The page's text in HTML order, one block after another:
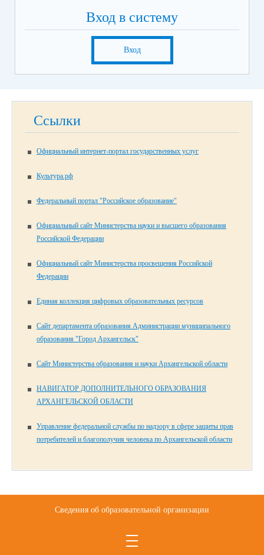
Вход в систему
Вход
Ссылки
Официальный интернет-портал государственных услуг
Культура.рф
Федеральный портал "Российское образование"
Официальный сайт Министерства науки и высшего образования
Российской Федерации
Официальный сайт Министерства просвещения Российской
Федерации
Единая коллекция цифровых образовательных ресурсов
Сайт департамента образования Администрации муниципального
образования "Город Архангельск"
Сайт Министерства образования и науки Архангельской области
НАВИГАТОР ДОПОЛНИТЕЛЬНОГО ОБРАЗОВАНИЯ
АРХАНГЕЛЬСКОЙ ОБЛАСТИ
Управление федеральной службы по надзору в сфере защиты прав
потребителей и благополучия человека по Архангельской области
Сведения об образовательной организации